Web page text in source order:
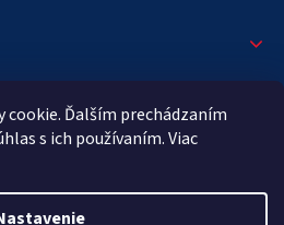
cookie. Ďalším prechádzaním
s ich používaním. Viac